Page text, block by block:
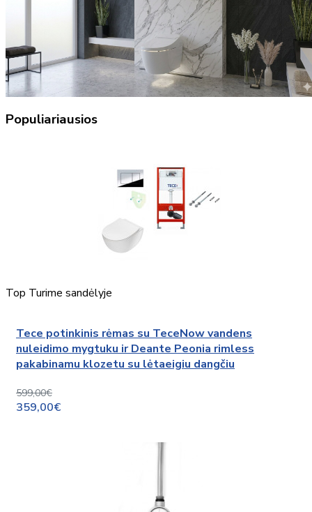
Populiariausios
Top Turime sandėlyje
Tece potinkinis rėmas su TeceNow vandens
nuleidimo mygtuku ir Deante Peonia rimless
pakabinamu klozetu su lėtaeigiu dangčiu
599,00€
359,00€